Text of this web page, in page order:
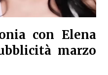
con Elena
marzo